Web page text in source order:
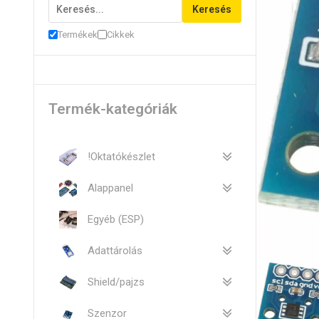
Keresés
Termékek Cikkek
Termék-kategóriák
!Oktatókészlet
Alappanel
Egyéb (ESP)
Adattárolás
Shield/pajzs
Szenzor